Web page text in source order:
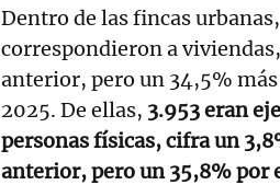
Dentro de las fincas
correspondieron a
anterior, pero un 34,5%
2025. De ellas, 3.953 eran
personas físicas, cifra un
anterior, pero un 35,8% por